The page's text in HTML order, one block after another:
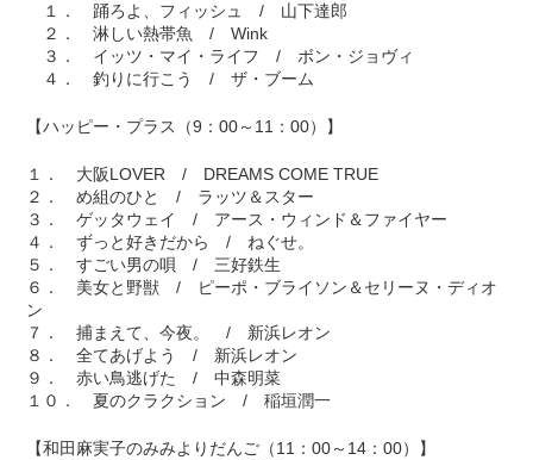
１． 踊ろよ、フィッシュ / 山下達郎
２． 淋しい熱帯魚 / Wink
３． イッツ・マイ・ライフ / ボン・ジョヴィ
４． 釣りに行こう / ザ・ブーム
【ハッピー・プラス（9：00～11：00）】
１． 大阪LOVER / DREAMS COME TRUE
２． め組のひと / ラッツ＆スター
３． ゲッタウェイ / アース・ウィンド＆ファイヤー
４． ずっと好きだから / ねぐせ。
５． すごい男の唄 / 三好鉄生
６． 美女と野獣 / ピーポ・ブライソン＆セリーヌ・ディオ
ン
７． 捕まえて、今夜。 / 新浜レオン
８． 全てあげよう / 新浜レオン
９． 赤い鳥逃げた / 中森明菜
１０． 夏のクラクション / 稲垣潤一
【和田麻実子のみみよりだんご（11：00～14：00）】